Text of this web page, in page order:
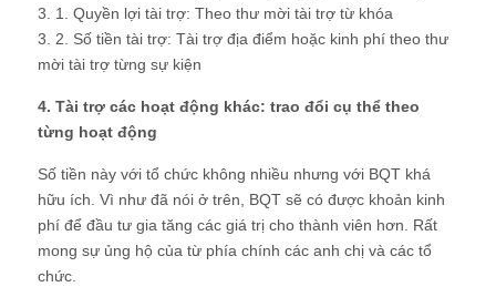
3. 1. Quyền lợi tài trợ: Theo thư mời tài trợ từ khóa
3. 2. Số tiền tài trợ: Tài trợ địa điểm hoặc kinh phí theo thư
mời tài trợ từng sự kiện
4. Tài trợ các hoạt động khác: trao đổi cụ thể theo
từng hoạt động
Số tiền này với tổ chức không nhiều nhưng với BQT khá
hữu ích. Vì như đã nói ở trên, BQT sẽ có được khoản kinh
phí để đầu tư gia tăng các giá trị cho thành viên hơn. Rất
mong sự ủng hộ của từ phía chính các anh chị và các tổ
chức.